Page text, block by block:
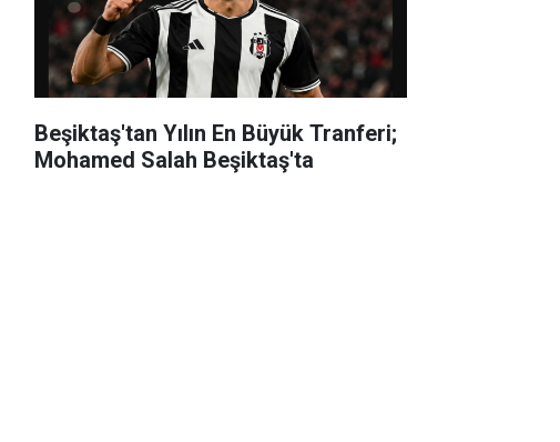
Beşiktaş'tan Yılın En Büyük Tranferi;
Mohamed Salah Beşiktaş'ta